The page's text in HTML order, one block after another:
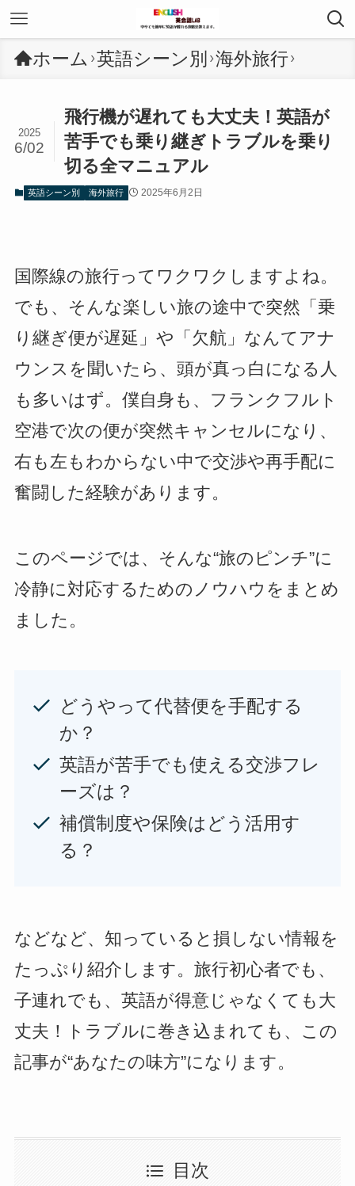
ホーム 英語シーン別 海外旅行
飛行機が遅れても大丈夫！英語が
苦手でも乗り継ぎトラブルを乗り
切る全マニュアル
2025
6/02
英語シーン別 海外旅行 2025年6月2日
国際線の旅行ってワクワクしますよね。
でも、そんな楽しい旅の途中で突然「乗
り継ぎ便が遅延」や「欠航」なんてアナ
ウンスを聞いたら、頭が真っ白になる人
も多いはず。僕自身も、フランクフルト
空港で次の便が突然キャンセルになり、
右も左もわからない中で交渉や再手配に
奮闘した経験があります。
このページでは、そんな“旅のピンチ”に
冷静に対応するためのノウハウをまとめ
ました。
どうやって代替便を手配する
か？
英語が苦手でも使える交渉フレ
ーズは？
補償制度や保険はどう活用す
る？
などなど、知っていると損しない情報を
たっぷり紹介します。旅行初心者でも、
子連れでも、英語が得意じゃなくても大
丈夫！トラブルに巻き込まれても、この
記事が“あなたの味方”になります。
目次